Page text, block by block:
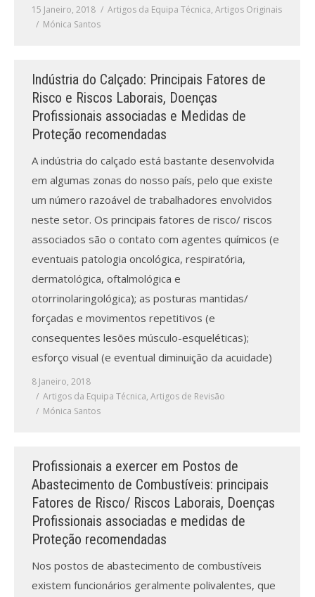
15 Janeiro, 2018 Artigos da Equipa Técnica, Artigos Originais
Mónica Santos
Indústria do Calçado: Principais Fatores de
Risco e Riscos Laborais, Doenças
Profissionais associadas e Medidas de
Proteção recomendadas
A indústria do calçado está bastante desenvolvida
em algumas zonas do nosso país, pelo que existe
um número razoável de trabalhadores envolvidos
neste setor. Os principais fatores de risco/ riscos
associados são o contato com agentes químicos (e
eventuais patologia oncológica, respiratória,
dermatológica, oftalmológica e
otorrinolaringológica); as posturas mantidas/
forçadas e movimentos repetitivos (e
consequentes lesões músculo-esqueléticas);
esforço visual (e eventual diminuição da acuidade)
8 Janeiro, 2018
Artigos da Equipa Técnica, Artigos de Revisão
Mónica Santos
Profissionais a exercer em Postos de
Abastecimento de Combustíveis: principais
Fatores de Risco/ Riscos Laborais, Doenças
Profissionais associadas e medidas de
Proteção recomendadas
Nos postos de abastecimento de combustíveis
existem funcionários geralmente polivalentes, que